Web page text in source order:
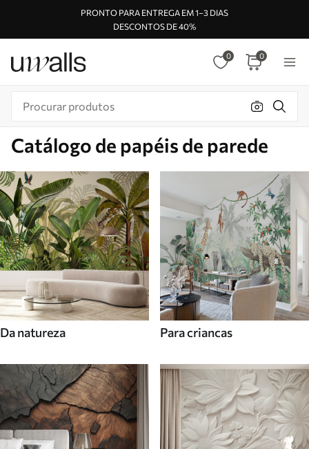
PRONTO PARA ENTREGA EM 1–3 DIAS
DESCONTOS DE 40%
0 0
Catálogo de papéis de parede
Da natureza Para criancas